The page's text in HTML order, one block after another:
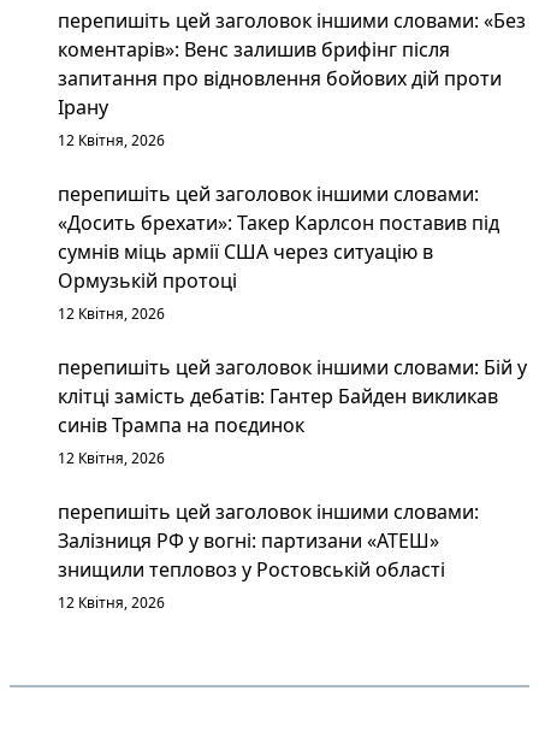
перепишіть цей заголовок іншими словами: «Без
коментарів»: Венс залишив брифінг після
запитання про відновлення бойових дій проти
Ірану
12 Квітня, 2026
перепишіть цей заголовок іншими словами:
«Досить брехати»: Такер Карлсон поставив під
сумнів міць армії США через ситуацію в
Ормузькій протоці
12 Квітня, 2026
перепишіть цей заголовок іншими словами: Бій у
клітці замість дебатів: Гантер Байден викликав
синів Трампа на поєдинок
12 Квітня, 2026
перепишіть цей заголовок іншими словами:
Залізниця РФ у вогні: партизани «АТЕШ»
знищили тепловоз у Ростовській області
12 Квітня, 2026